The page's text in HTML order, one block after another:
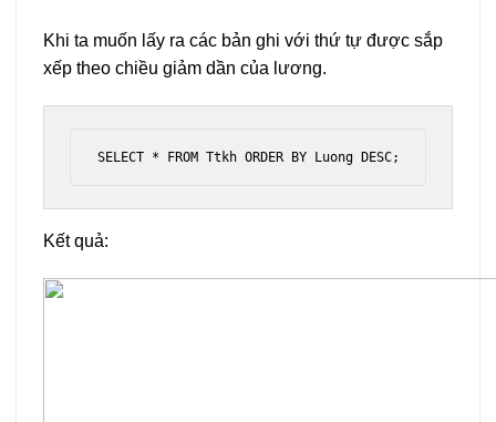
Khi ta muốn lấy ra các bản ghi với thứ tự được sắp
xếp theo chiều giảm dần của lương.
SELECT * FROM Ttkh ORDER BY Luong DESC;
Kết quả: